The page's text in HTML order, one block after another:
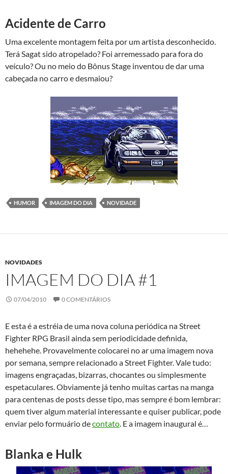
Acidente de Carro
Uma excelente montagem feita por um artista desconhecido.
Terá Sagat sido atropelado? Foi arremessado para fora do
veículo? Ou no meio do Bônus Stage inventou de dar uma
cabeçada no carro e desmaiou?
HUMOR IMAGEM DO DIA NOVIDADE
NOVIDADES
IMAGEM DO DIA #1
07/04/2010 0 COMENTÁRIOS
E esta é a estréia de uma nova coluna periódica na Street
Fighter RPG Brasil ainda sem periodicidade definida,
hehehehe. Provavelmente colocarei no ar uma imagem nova
por semana, sempre relacionado a Street Fighter. Vale tudo:
imagens engraçadas, bizarras, chocantes ou simplesmente
espetaculares. Obviamente já tenho muitas cartas na manga
para centenas de posts desse tipo, mas sempre é bom lembrar:
quem tiver algum material interessante e quiser publicar, pode
enviar pelo formuário decontato. E a imagem inaugural é…
Blanka e Hulk